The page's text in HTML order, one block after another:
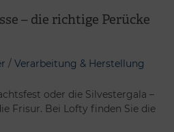
– die richtige Perücke
/ Verarbeitung & Herstellung
oder die Silvestergala –
Frisur. Bei Lofty finden Sie die